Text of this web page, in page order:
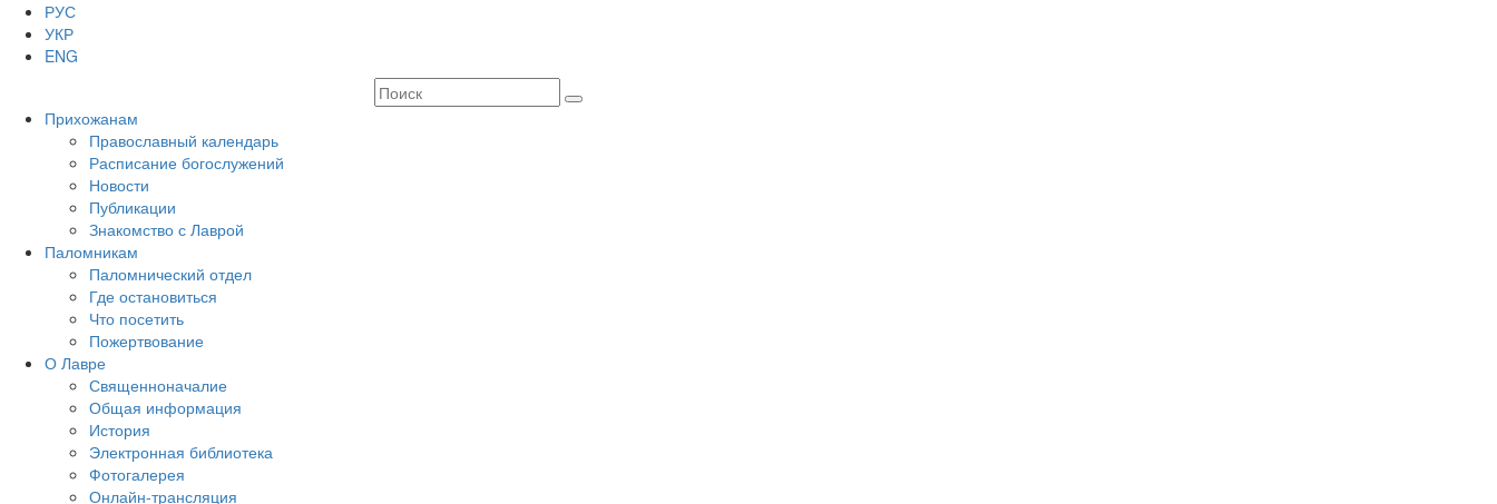
РУС
УКР
ENG
Прихожанам
Православный календарь
Расписание богослужений
Новости
Публикации
Знакомство с Лаврой
Паломникам
Паломнический отдел
Где остановиться
Что посетить
Пожертвование
О Лавре
Священноначалие
Общая информация
История
Электронная библиотека
Фотогалерея
Онлайн-трансляция